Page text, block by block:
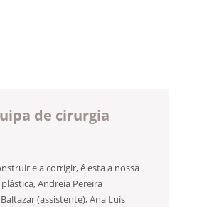
de cirurgia
e a corrigir, é esta a nossa
Andreia Pereira
(assistente), Ana Luís